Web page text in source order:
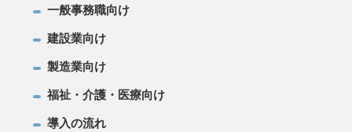
一般事務職向け
建設業向け
製造業向け
福祉・介護・医療向け
導入の流れ